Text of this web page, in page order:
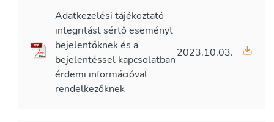
Adatkezelési tájékoztató
integritást sértő eseményt
bejelentőknek és a
bejelentéssel kapcsolatban
érdemi információval
rendelkezőknek
2023.10.03.